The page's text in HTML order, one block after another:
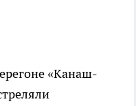
«Канаш-